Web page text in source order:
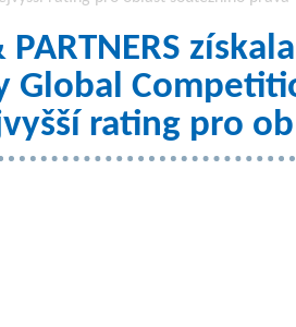
PARTNERS
Global
rating pro